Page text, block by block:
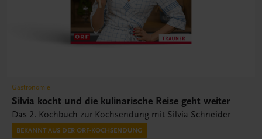
Gastronomie
Silvia kocht und die kulinarische Reise geht weiter
Das 2. Kochbuch zur Kochsendung mit Silvia Schneider
BEKANNT AUS DER ORF-KOCHSENDUNG